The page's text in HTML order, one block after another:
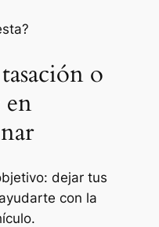
o
en
dejar tus
con la